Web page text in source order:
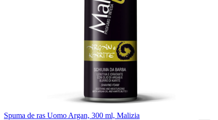
Spuma de ras Uomo Argan, 300 ml, Malizia